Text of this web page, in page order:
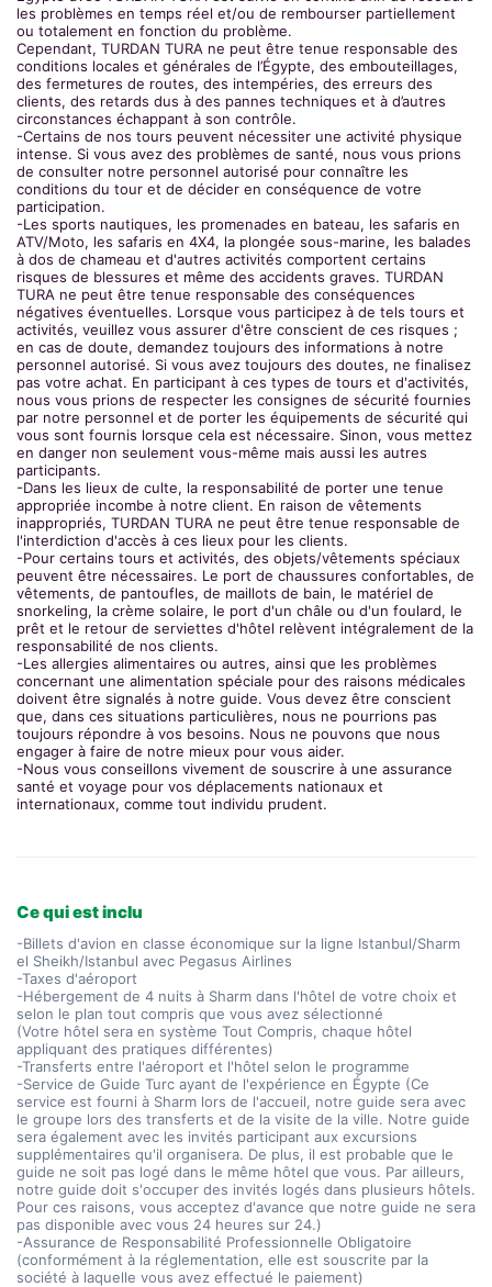
les problèmes en temps réel et/ou de rembourser partiellement
ou totalement en fonction du problème.
Cependant, TURDAN TURA ne peut être tenue responsable des
conditions locales et générales de l’Égypte, des embouteillages,
des fermetures de routes, des intempéries, des erreurs des
clients, des retards dus à des pannes techniques et à d’autres
circonstances échappant à son contrôle.
-Certains de nos tours peuvent nécessiter une activité physique
intense. Si vous avez des problèmes de santé, nous vous prions
de consulter notre personnel autorisé pour connaître les
conditions du tour et de décider en conséquence de votre
participation.
-Les sports nautiques, les promenades en bateau, les safaris en
ATV/Moto, les safaris en 4X4, la plongée sous-marine, les balades
à dos de chameau et d'autres activités comportent certains
risques de blessures et même des accidents graves. TURDAN
TURA ne peut être tenue responsable des conséquences
négatives éventuelles. Lorsque vous participez à de tels tours et
activités, veuillez vous assurer d'être conscient de ces risques ;
en cas de doute, demandez toujours des informations à notre
personnel autorisé. Si vous avez toujours des doutes, ne finalisez
pas votre achat. En participant à ces types de tours et d'activités,
nous vous prions de respecter les consignes de sécurité fournies
par notre personnel et de porter les équipements de sécurité qui
vous sont fournis lorsque cela est nécessaire. Sinon, vous mettez
en danger non seulement vous-même mais aussi les autres
participants.
-Dans les lieux de culte, la responsabilité de porter une tenue
appropriée incombe à notre client. En raison de vêtements
inappropriés, TURDAN TURA ne peut être tenue responsable de
l'interdiction d'accès à ces lieux pour les clients.
-Pour certains tours et activités, des objets/vêtements spéciaux
peuvent être nécessaires. Le port de chaussures confortables, de
vêtements, de pantoufles, de maillots de bain, le matériel de
snorkeling, la crème solaire, le port d'un châle ou d'un foulard, le
prêt et le retour de serviettes d'hôtel relèvent intégralement de la
responsabilité de nos clients.
-Les allergies alimentaires ou autres, ainsi que les problèmes
concernant une alimentation spéciale pour des raisons médicales
doivent être signalés à notre guide. Vous devez être conscient
que, dans ces situations particulières, nous ne pourrions pas
toujours répondre à vos besoins. Nous ne pouvons que nous
engager à faire de notre mieux pour vous aider.
-Nous vous conseillons vivement de souscrire à une assurance
santé et voyage pour vos déplacements nationaux et
internationaux, comme tout individu prudent.
Ce qui est inclu
-Billets d'avion en classe économique sur la ligne Istanbul/Sharm
el Sheikh/Istanbul avec Pegasus Airlines
-Taxes d'aéroport
-Hébergement de 4 nuits à Sharm dans l'hôtel de votre choix et
selon le plan tout compris que vous avez sélectionné
(Votre hôtel sera en système Tout Compris, chaque hôtel
appliquant des pratiques différentes)
-Transferts entre l'aéroport et l'hôtel selon le programme
-Service de Guide Turc ayant de l'expérience en Égypte (Ce
service est fourni à Sharm lors de l'accueil, notre guide sera avec
le groupe lors des transferts et de la visite de la ville. Notre guide
sera également avec les invités participant aux excursions
supplémentaires qu'il organisera. De plus, il est probable que le
guide ne soit pas logé dans le même hôtel que vous. Par ailleurs,
notre guide doit s'occuper des invités logés dans plusieurs hôtels.
Pour ces raisons, vous acceptez d'avance que notre guide ne sera
pas disponible avec vous 24 heures sur 24.)
-Assurance de Responsabilité Professionnelle Obligatoire
(conformément à la réglementation, elle est souscrite par la
société à laquelle vous avez effectué le paiement)